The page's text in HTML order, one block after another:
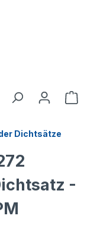
Dichtsätze
-